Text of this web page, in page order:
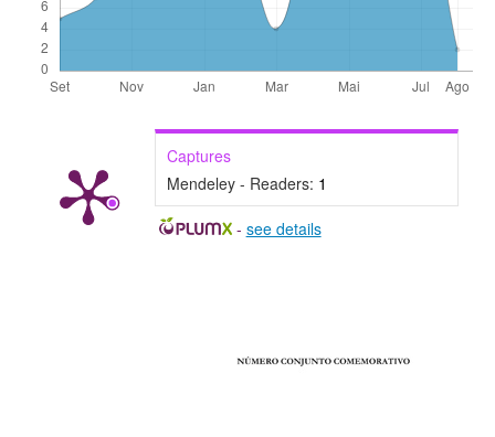
Captures
Mendeley - Readers: 1
- see details